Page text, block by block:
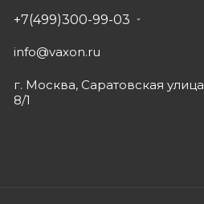
+7(499)300-99-03
info@vaxon.ru
г. Москва, Саратовская улица
8/1